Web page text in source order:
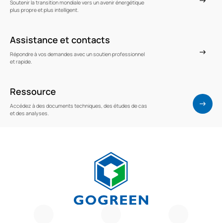
Soutenir la transition mondiale vers un avenir énergétique
plus propre et plus intelligent.
Assistance et contacts
Répondre à vos demandes avec un soutien professionnel
et rapide.
Ressource
Accédez à des documents techniques, des études de cas
et des analyses.